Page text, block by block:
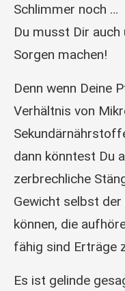
Schlimmer noch …
Du musst Dir
Sorgen machen!
Denn wenn Deine
Verhältnis von
dann könntest Du
zerbrechliche
Gewicht selbst
können, die
fähig sind Erträge
Es ist gelinde